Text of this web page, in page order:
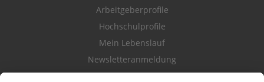
Arbeitgeberprofile
Hochschulprofile
Mein Lebenslauf
Newsletteranmeldung
Durchsuchen Sie den Stellenkatalog